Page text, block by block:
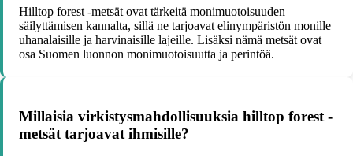
Hilltop forest -metsät ovat tärkeitä monimuotoisuuden
säilyttämisen kannalta, sillä ne tarjoavat elinympäristön monille
uhanalaisille ja harvinaisille lajeille. Lisäksi nämä metsät ovat
osa Suomen luonnon monimuotoisuutta ja perintöä.
Millaisia virkistysmahdollisuuksia hilltop forest -
metsät tarjoavat ihmisille?